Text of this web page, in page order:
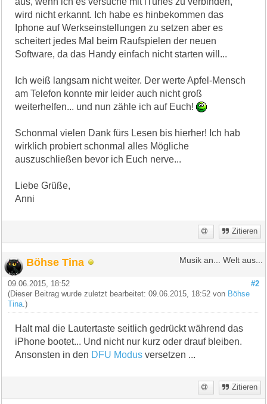
wird nicht erkannt. Ich habe es hinbekommen das
Iphone auf Werkseinstellungen zu setzen aber es
scheitert jedes Mal beim Raufspielen der neuen
Software, da das Handy einfach nicht starten will...
Ich weiß langsam nicht weiter. Der werte Apfel-Mensch
am Telefon konnte mir leider auch nicht groß
weiterhelfen... und nun zähle ich auf Euch!
Schonmal vielen Dank fürs Lesen bis hierher! Ich hab
wirklich probiert schonmal alles Mögliche
auszuschließen bevor ich Euch nerve...
Liebe Grüße,
Anni
Zitieren
Böhse Tina Musik an... Welt aus...
#2
09.06.2015, 18:52
(Dieser Beitrag wurde zuletzt bearbeitet: 09.06.2015, 18:52 von Böhse
Tina .)
Halt mal die Lautertaste seitlich gedrückt während das
iPhone bootet... Und nicht nur kurz oder drauf bleiben.
Ansonsten in den DFU Modus versetzen ...
Zitieren